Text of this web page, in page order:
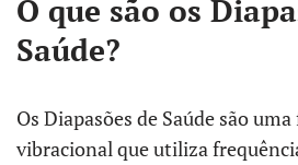
O que são os
Saúde?
Os Diapasões de Saúde são
vibracional que utiliza